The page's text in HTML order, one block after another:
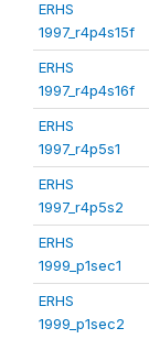
ERHS
1997_r4p4s15f
ERHS
1997_r4p4s16f
ERHS
1997_r4p5s1
ERHS
1997_r4p5s2
ERHS
1999_p1sec1
ERHS
1999_p1sec2